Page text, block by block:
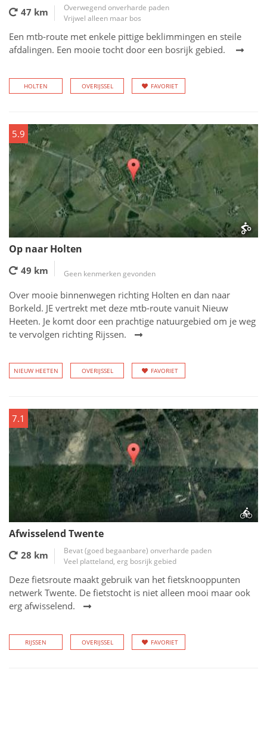
47 km
Overwegend onverharde paden
Vrijwel alleen maar bos
Een mtb-route met enkele pittige beklimmingen en steile
afdalingen. Een mooie tocht door een bosrijk gebied.
HOLTEN OVERIJSSEL FAVORIET
5.9
Op naar Holten
49 km Geen kenmerken gevonden
Over mooie binnenwegen richting Holten en dan naar
Borkeld. JE vertrekt met deze mtb-route vanuit Nieuw
Heeten. Je komt door een prachtige natuurgebied om je weg
te vervolgen richting Rijssen.
NIEUW HEETEN OVERIJSSEL FAVORIET
7.1
Afwisselend Twente
28 km
Bevat (goed begaanbare) onverharde paden
Veel platteland, erg bosrijk gebied
Deze fietsroute maakt gebruik van het fietsknooppunten
netwerk Twente. De fietstocht is niet alleen mooi maar ook
erg afwisselend.
RIJSSEN OVERIJSSEL FAVORIET